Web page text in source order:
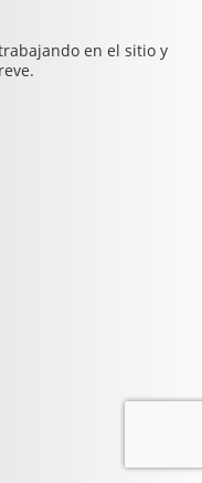
en el sitio y